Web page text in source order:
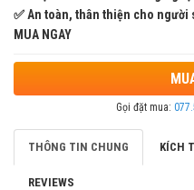
✅ An toàn, thân thiện cho người
MUA NGAY
Gọi đặt mua:
THÔNG TIN CHUNG KÍCH
REVIEWS